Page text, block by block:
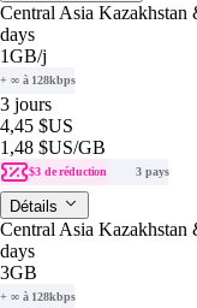
Central Asia
days
1GB/j
+ ∞ à 128kbps
3 jours
4,45 $US
1,48 $US/GB
$3 de réduction 3 pays
Détails
Central Asia
days
3GB
+ ∞ à 128kbps